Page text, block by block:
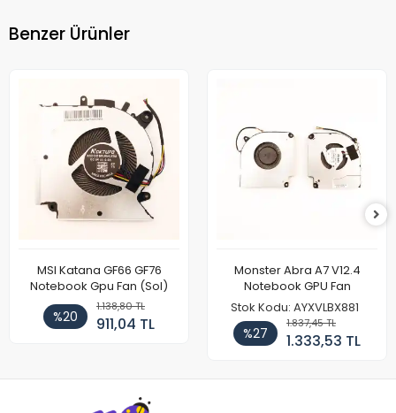
Benzer Ürünler
MSI Katana GF66 GF76
Notebook Gpu Fan (Sol)
%20
1.138,80 TL
911,04 TL
Monster Abra A7 V12.4
Notebook GPU Fan
Stok Kodu: AYXVLBX881
%27
1.837,45 TL
1.333,53 TL